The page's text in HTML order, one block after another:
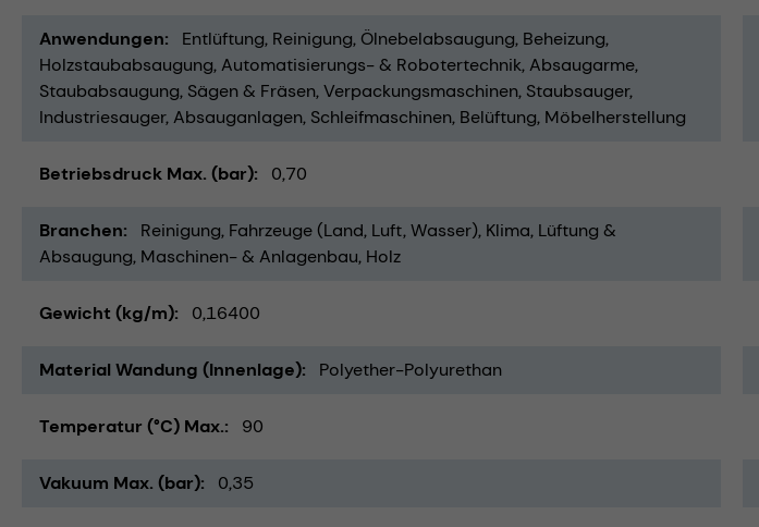
Anwendungen Entlüftung Reinigung Ölnebelabsaugung Beheizung
Holzstaubabsaugung Automatisierungs- & Robotertechnik Absaugarme
Staubabsaugung Sägen & Fräsen Verpackungsmaschinen Staubsauger
Industriesauger Absauganlagen Schleifmaschinen Belüftung Möbelherstellung
Betriebsdruck Max. (bar) 0,70
Branchen Reinigung Fahrzeuge (Land, Luft, Wasser) Klima, Lüftung &
Absaugung Maschinen- & Anlagenbau Holz
Gewicht (kg/m) 0,16400
Material Wandung (Innenlage) Polyether-Polyurethan
Temperatur (°C) Max. 90
Vakuum Max. (bar) 0,35